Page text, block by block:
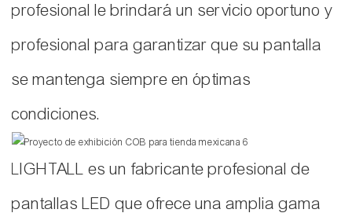
profesional le brindará un servicio oportuno y
profesional para garantizar que su pantalla
se mantenga siempre en óptimas
condiciones.
LIGHTALL es un fabricante profesional de
pantallas LED que ofrece una amplia gama